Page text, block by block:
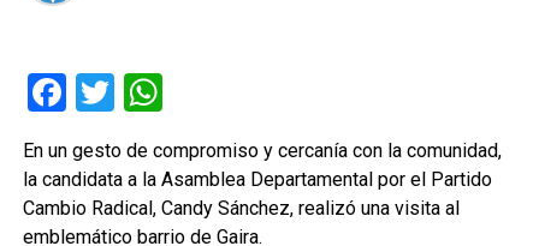
Facebook
TwitterWhatsApp
En un gesto de compromiso y cercanía con la comunidad,
la candidata a la Asamblea Departamental por el Partido
Cambio Radical, Candy Sánchez, realizó una visita al
emblemático barrio de Gaira.